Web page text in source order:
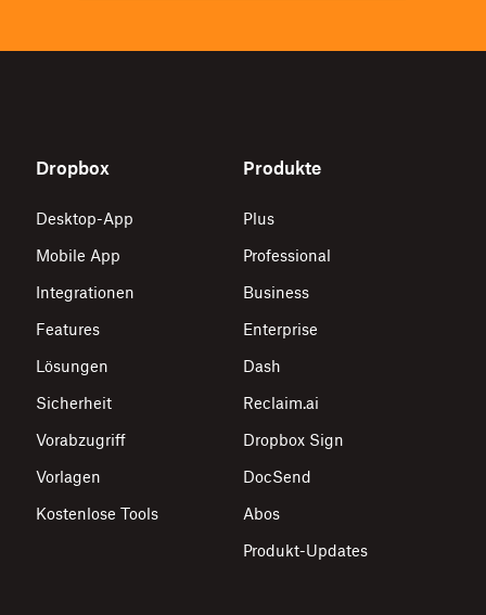
Dropbox
Desktop-App
Mobile App
Integrationen
Features
Lösungen
Sicherheit
Vorabzugriff
Vorlagen
Kostenlose Tools
Produkte
Plus
Professional
Business
Enterprise
Dash
Reclaim.ai
Dropbox Sign
DocSend
Abos
Produkt-Updates